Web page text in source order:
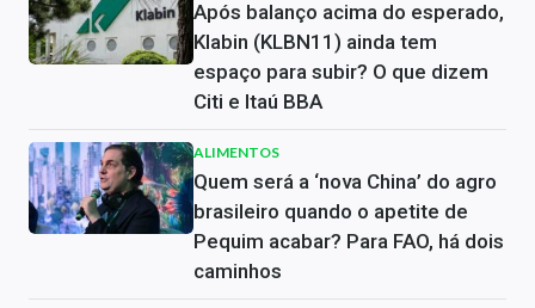
Após balanço acima do esperado,
Klabin (KLBN11) ainda tem
espaço para subir? O que dizem
Citi e Itaú BBA
ALIMENTOS
Quem será a ‘nova China’ do agro
brasileiro quando o apetite de
Pequim acabar? Para FAO, há dois
caminhos